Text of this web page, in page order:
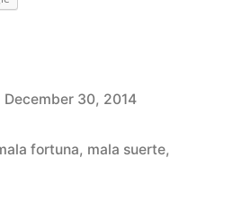
December 30, 2014
fortuna, mala suerte,